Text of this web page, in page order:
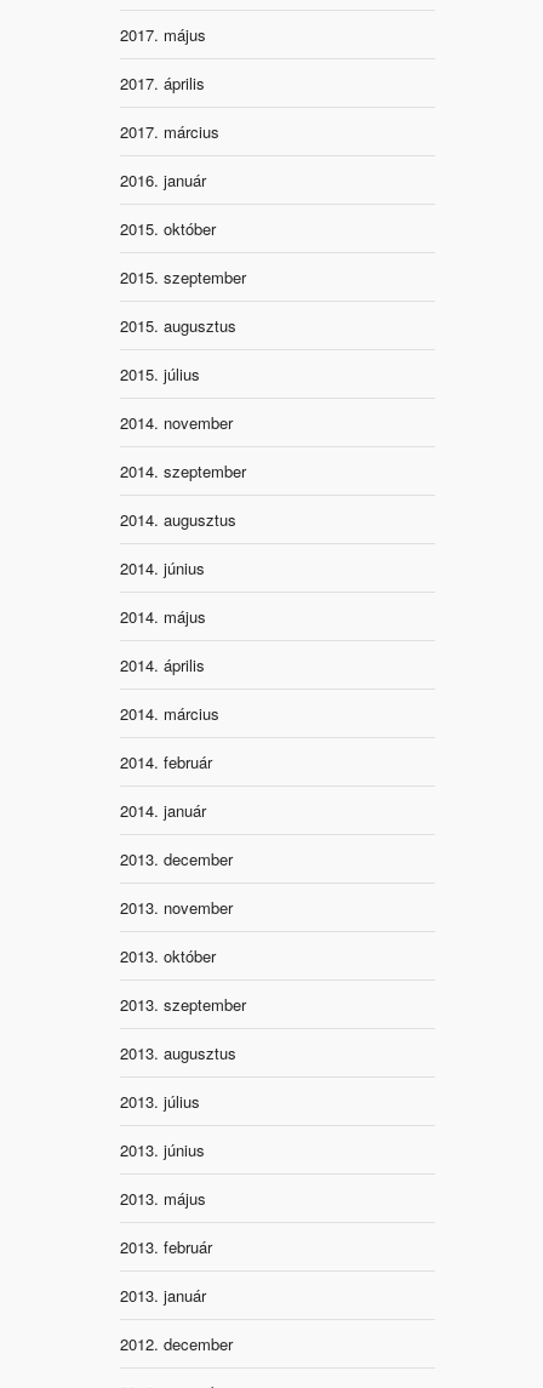
2017. május
2017. április
2017. március
2016. január
2015. október
2015. szeptember
2015. augusztus
2015. július
2014. november
2014. szeptember
2014. augusztus
2014. június
2014. május
2014. április
2014. március
2014. február
2014. január
2013. december
2013. november
2013. október
2013. szeptember
2013. augusztus
2013. július
2013. június
2013. május
2013. február
2013. január
2012. december